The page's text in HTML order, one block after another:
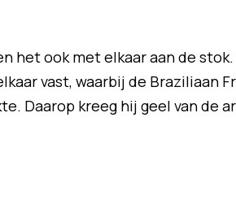
het ook met elkaar aan de
vast, waarbij de Braziliaan
Daarop kreeg hij geel van de